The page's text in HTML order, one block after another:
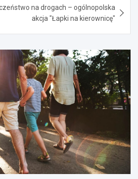
na drogach – ogólnopolska
akcja "Łapki na kierownicę"